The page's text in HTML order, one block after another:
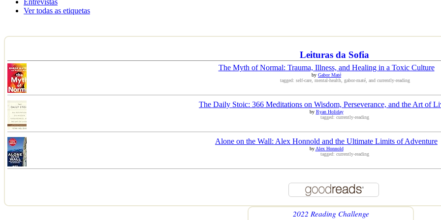
Ver todas as etiquetas
Leituras da Sofia
The Myth of Normal: Trauma, Illness, and Healing in a Toxic Culture
by Gabor Maté
tagged: self-care, mental-health, gabor-maté, and currently-reading
The Daily Stoic: 366 Meditations on Wisdom, Perseverance, and the Art of
by Ryan Holiday
tagged: currently-reading
Alone on the Wall: Alex Honnold and the Ultimate Limits of Adventure
by Alex Honnold
tagged: currently-reading
2022 Reading Challenge